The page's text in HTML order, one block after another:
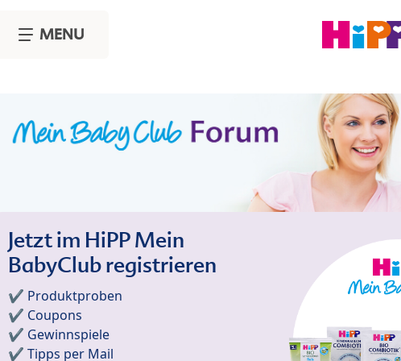
MENU
Jetzt im HiPP Mein
BabyClub registrieren
✔️ Produktproben
✔️ Coupons
✔️ Gewinnspiele
✔️ Tipps per Mail